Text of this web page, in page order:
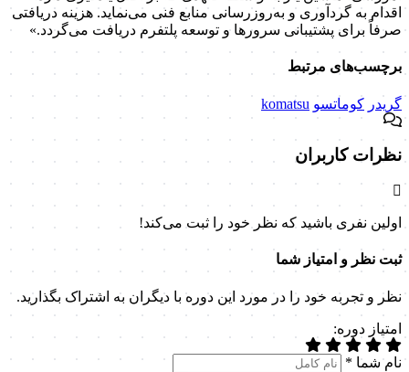
اقدام به گردآوری و به‌روزرسانی منابع فنی می‌نماید. هزینه دریافتی
صرفاً برای پشتیبانی سرورها و توسعه پلتفرم دریافت می‌گردد.»
برچسب‌های مرتبط
گریدر کوماتسو komatsu
نظرات کاربران
اولین نفری باشید که نظر خود را ثبت می‌کند!
ثبت نظر و امتیاز شما
نظر و تجربه خود را در مورد این دوره با دیگران به اشتراک بگذارید.
امتیاز دوره:
نام شما *